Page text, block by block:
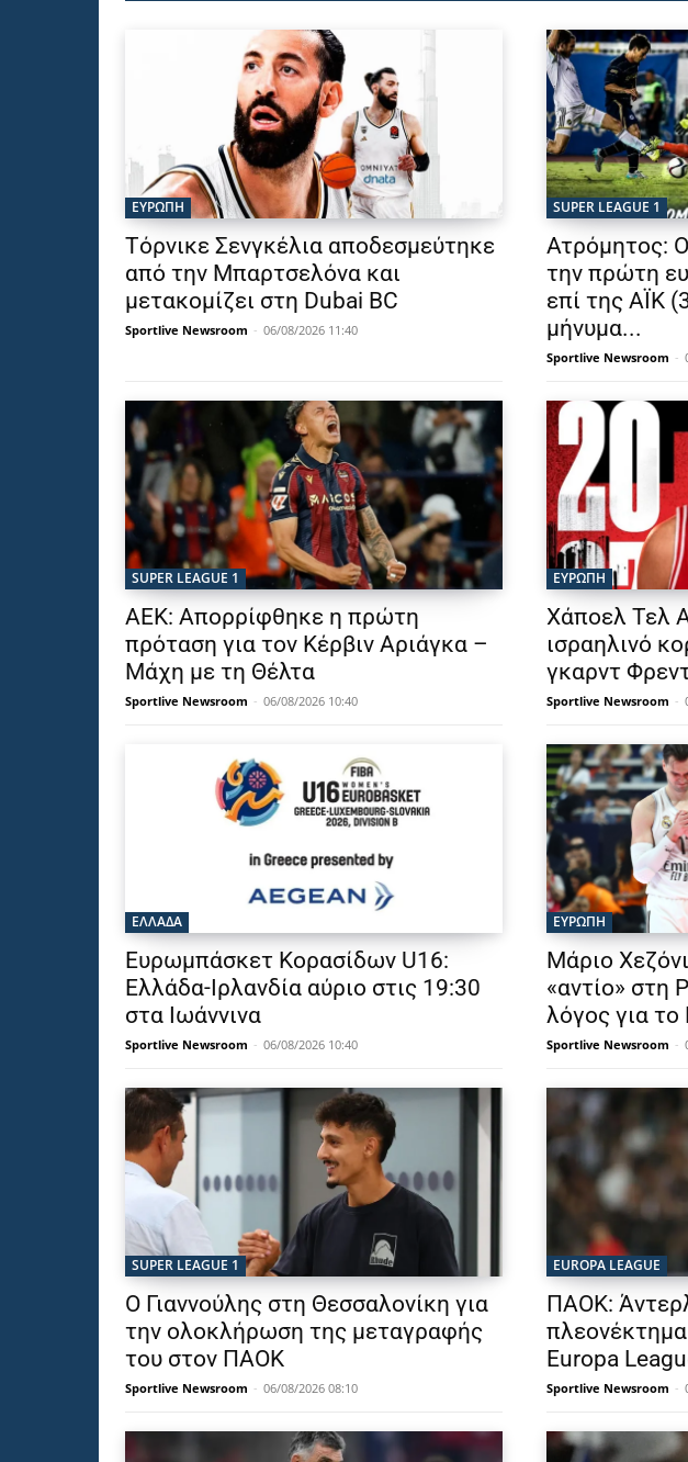
ΕΥΡΩΠΗ
Τόρνικε Σενγκέλια αποδεσμεύτηκε
από την Μπαρτσελόνα και
μετακομίζει στη Dubai BC
Sportlive Newsroom - 06/08/2026 11:40
SUPER LEAGUE 1
Ατρόμητος:
την πρώτη
επί της ΑΪΚ
μήνυμα...
Sportlive Newsroom -
SUPER LEAGUE 1
ΑΕΚ: Απορρίφθηκε η πρώτη
πρόταση για τον Κέρβιν Αριάγκα –
Μάχη με τη Θέλτα
Sportlive Newsroom - 06/08/2026 10:40
ΕΥΡΩΠΗ
Χάποελ Τελ
ισραηλινό
γκαρντ
Sportlive Newsroom -
ΕΛΛΑΔΑ
Ευρωμπάσκετ Κορασίδων U16:
Ελλάδα-Ιρλανδία αύριο στις 19:30
στα Ιωάννινα
Sportlive Newsroom - 06/08/2026 10:40
ΕΥΡΩΠΗ
Μάριο
«αντίο» στη
λόγος για το
Sportlive Newsroom -
SUPER LEAGUE 1
Ο Γιαννούλης στη Θεσσαλονίκη για
την ολοκλήρωση της μεταγραφής
του στον ΠΑΟΚ
Sportlive Newsroom - 06/08/2026 08:10
EUROPA LEAGUE
ΠΑΟΚ:
Europa
Sportlive Newsroom -